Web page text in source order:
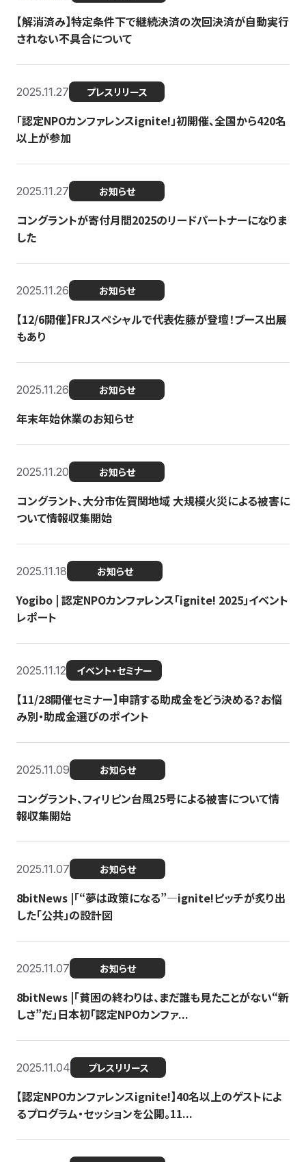
【解消済み】特定条件下で継続決済の次回決済が自動実行
されない不具合について
2025.11.27 プレスリリース
「認定NPOカンファレンスignite!」初開催、全国から420名
以上が参加
2025.11.27 お知らせ
コングラントが寄付月間2025のリードパートナーになりま
した
2025.11.26 お知らせ
【12/6開催】FRJスペシャルで代表佐藤が登壇！ブース出展
もあり
2025.11.26 お知らせ
年末年始休業のお知らせ
2025.11.20 お知らせ
コングラント、大分市佐賀関地域 大規模火災による被害に
ついて情報収集開始
2025.11.18 お知らせ
Yogibo | 認定NPOカンファレンス「ignite! 2025」イベント
レポート
2025.11.12 イベント・セミナー
【11/28開催セミナー】申請する助成金をどう決める？お悩
み別・助成金選びのポイント
2025.11.09 お知らせ
コングラント、フィリピン台風25号による被害について情
報収集開始
2025.11.07 お知らせ
8bitNews |「“夢は政策になる”—ignite!ピッチが炙り出
した「公共」の設計図
2025.11.07 お知らせ
8bitNews |「貧困の終わりは、まだ誰も見たことがない“新
しさ”だ」日本初「認定NPOカンファ...
2025.11.04 プレスリリース
【認定NPOカンファレンスignite!】40名以上のゲストによ
るプログラム・セッションを公開。11...